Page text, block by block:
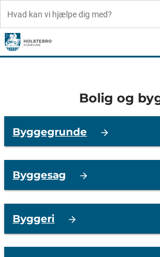
Bolig og
Byggegrunde
Byggesag
Byggeri